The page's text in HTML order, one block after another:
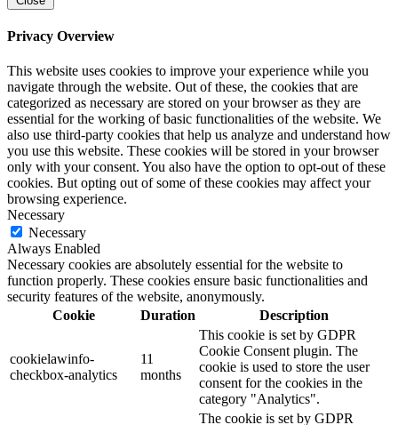
Privacy Overview
This website uses cookies to improve your experience while you
navigate through the website. Out of these, the cookies that are
categorized as necessary are stored on your browser as they are
essential for the working of basic functionalities of the website. We
also use third-party cookies that help us analyze and understand how
you use this website. These cookies will be stored in your browser
only with your consent. You also have the option to opt-out of these
cookies. But opting out of some of these cookies may affect your
browsing experience.
Necessary
Necessary
Always Enabled
Necessary cookies are absolutely essential for the website to
function properly. These cookies ensure basic functionalities and
security features of the website, anonymously.
Cookie
Duration Description
cookielawinfo-
checkbox-analytics
11
months
This cookie is set by GDPR
Cookie Consent plugin. The
cookie is used to store the user
consent for the cookies in the
category "Analytics".
The cookie is set by GDPR